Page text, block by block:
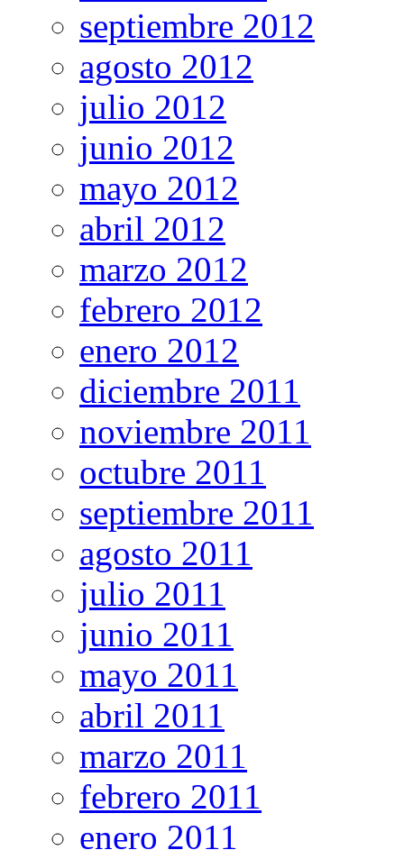
septiembre 2012
agosto 2012
julio 2012
junio 2012
mayo 2012
abril 2012
marzo 2012
febrero 2012
enero 2012
diciembre 2011
noviembre 2011
octubre 2011
septiembre 2011
agosto 2011
julio 2011
junio 2011
mayo 2011
abril 2011
marzo 2011
febrero 2011
enero 2011